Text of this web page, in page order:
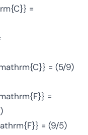
=
= (5/9)
=
= (9/5)